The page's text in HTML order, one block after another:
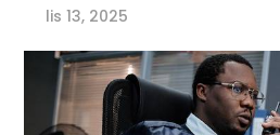
lis 13, 2025